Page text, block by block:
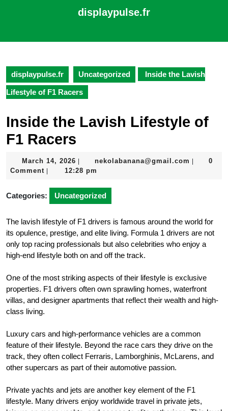
displaypulse.fr
Button
displaypulse.fr Uncategorized Inside the Lavish
Lifestyle of F1 Racers
Inside the Lavish Lifestyle of
F1 Racers
March 14, 2026 March
14,
nekolabanana@gmail.com
0
Comment
12:28 pm
Categories: Uncategorized
The lavish lifestyle of F1 drivers is famous around the world for
its opulence, prestige, and elite living. Formula 1 drivers are not
only top racing professionals but also celebrities who enjoy a
high-end lifestyle both on and off the track.
One of the most striking aspects of their lifestyle is exclusive
properties. F1 drivers often own sprawling homes, waterfront
villas, and designer apartments that reflect their wealth and high-
class living.
Luxury cars and high-performance vehicles are a common
feature of their lifestyle. Beyond the race cars they drive on the
track, they often collect Ferraris, Lamborghinis, McLarens, and
other supercars as part of their automotive passion.
Private yachts and jets are another key element of the F1
lifestyle. Many drivers enjoy worldwide travel in private jets,